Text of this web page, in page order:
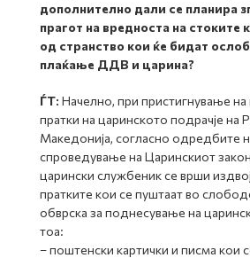
дополнително дали се планира
прагот на вредноста на стоките
од странство кои ќе бидат
плаќање ДДВ и царина?
ЃТ: Начелно, при пристигнување
пратки на царинското подрачје на
Македонија, согласно одредбите
спроведување на Царинскиот
царински службеник се врши
пратките кои се пуштаат во
обврска за поднесување на
тоа:
– поштенски картички и писма кои